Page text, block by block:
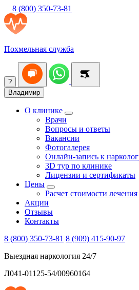
8 (800) 350-73-81
Похмельная служба
?
Владимир
О клинике
Врачи
Вопросы и ответы
Вакансии
Фотогалерея
Онлайн-запись к
3D тур по клинике
Лицензии и сертификаты
Цены
Расчет стоимости лечения
Акции
Отзывы
Контакты
8 (800) 350-73-81 8 (909) 415-90-97
Выездная наркология 24/7
Л041-01125-54/00960164